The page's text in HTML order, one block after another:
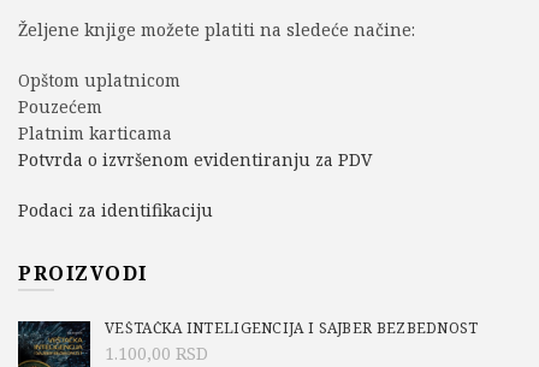
Željene knjige možete platiti na sledeće načine:
Opštom uplatnicom
Pouzećem
Platnim karticama
Potvrda o izvršenom evidentiranju za PDV
Podaci za identifikaciju
PROIZVODI
VEŠTAČKA INTELIGENCIJA I SAJBER BEZBEDNOST
1.100,00 RSD